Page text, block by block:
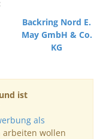
Backring Nord E.
May GmbH & Co.
KG
ist
als
arbeiten wollen